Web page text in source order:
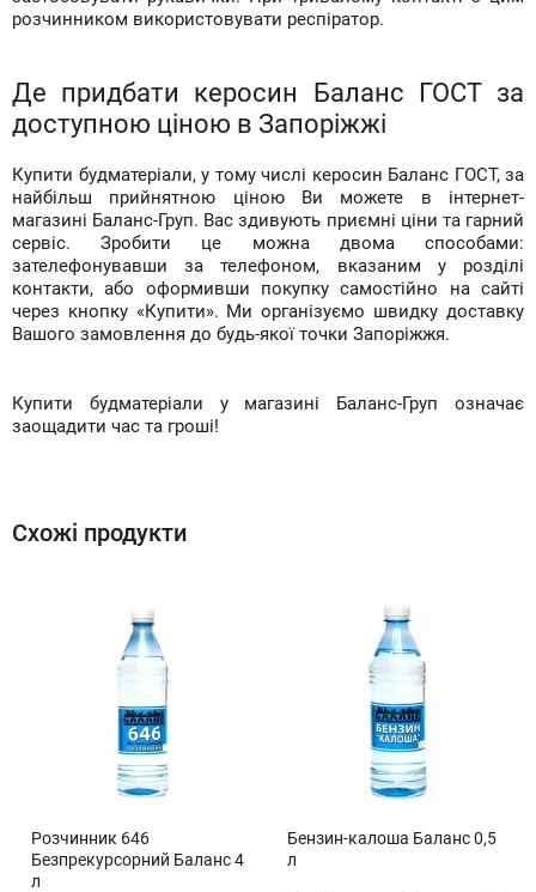
розчинником використовувати респіратор.
Де придбати керосин Баланс ГОСТ за
доступною ціною в Запоріжжі
Купити будматеріали, у тому числі керосин Баланс ГОСТ, за
найбільш прийнятною ціною Ви можете в інтернет-
магазині Баланс-Груп. Вас здивують приємні ціни та гарний
сервіс. Зробити це можна двома способами:
зателефонувавши за телефоном, вказаним у розділі
контакти, або оформивши покупку самостійно на сайті
через кнопку «Купити». Ми організуємо швидку доставку
Вашого замовлення до будь-якої точки Запоріжжя.
Купити будматеріали у магазині Баланс-Груп означає
заощадити час та гроші!
Схожі продукти
Розчинник 646
Безпрекурсорний Баланс 4
л
Бензин-калоша Баланс 0,5
л